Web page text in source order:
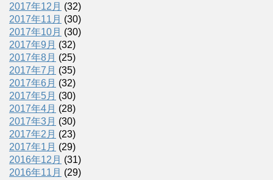
2017年12月 (32)
2017年11月 (30)
2017年10月 (30)
2017年9月 (32)
2017年8月 (25)
2017年7月 (35)
2017年6月 (32)
2017年5月 (30)
2017年4月 (28)
2017年3月 (30)
2017年2月 (23)
2017年1月 (29)
2016年12月 (31)
2016年11月 (29)